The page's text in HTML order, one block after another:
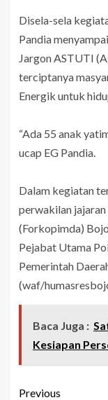
Disela-sela
Pandia
Jargon ASTUTI
terciptanya
Energik untuk
“Ada 55 anak
ucap EG Pandia.
Dalam kegiatan
perwakilan
(Forkopimda)
Pejabat Utama
Pemerintah
(waf/
Baca Juga :
Kesiapan
Previous